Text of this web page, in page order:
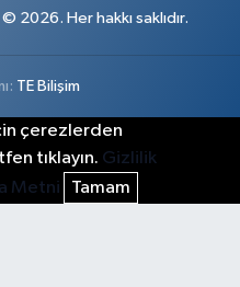
2026. Her hakkı saklıdır.
TE Bilişim
çerezlerden
tıklayın. Gizlilik
Metni
Tamam